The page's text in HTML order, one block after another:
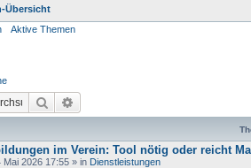
Übersicht
Aktive Themen
Suche
im Verein: Tool nötig oder reicht
Mai 2026 17:55 » in Dienstleistungen